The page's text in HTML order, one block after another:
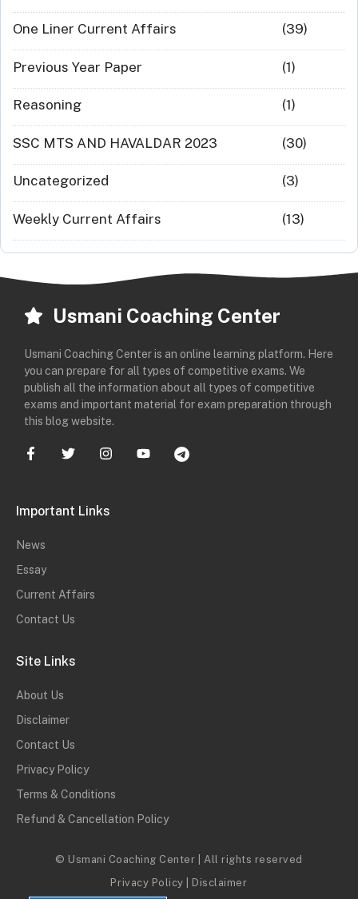
One Liner Current Affairs (39)
Previous Year Paper (1)
Reasoning (1)
SSC MTS AND HAVALDAR 2023 (30)
Uncategorized (3)
Weekly Current Affairs (13)
Usmani Coaching Center
Usmani Coaching Center is an online learning platform. Here
you can prepare for all types of competitive exams. We
publish all the information about all types of competitive
exams and important material for exam preparation through
this blog website.
Important Links
News
Essay
Current Affairs
Contact Us
Site Links
About Us
Disclaimer
Contact Us
Privacy Policy
Terms & Conditions
Refund & Cancellation Policy
© Usmani Coaching Center | All rights reserved
Privacy Policy
Disclaimer